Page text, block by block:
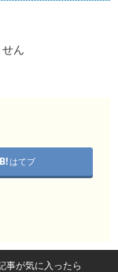
ん
はてブ
事が気に入ったら